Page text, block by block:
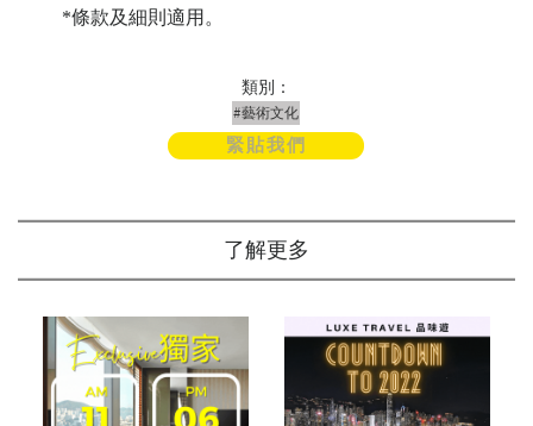
*條款及細則適用。
類別：
#藝術文化
緊貼我們
了解更多